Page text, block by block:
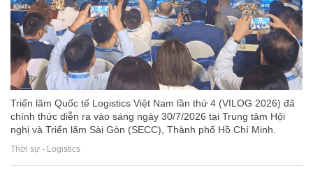
Triển lãm Quốc tế Logistics Việt Nam lần thứ 4 (VILOG 2026) đã
chính thức diễn ra vào sáng ngày 30/7/2026 tại Trung tâm Hội
nghị và Triển lãm Sài Gòn (SECC), Thành phố Hồ Chí Minh.
Thời sự - Logistics